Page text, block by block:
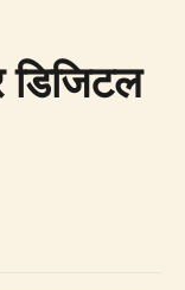
डिजिटल